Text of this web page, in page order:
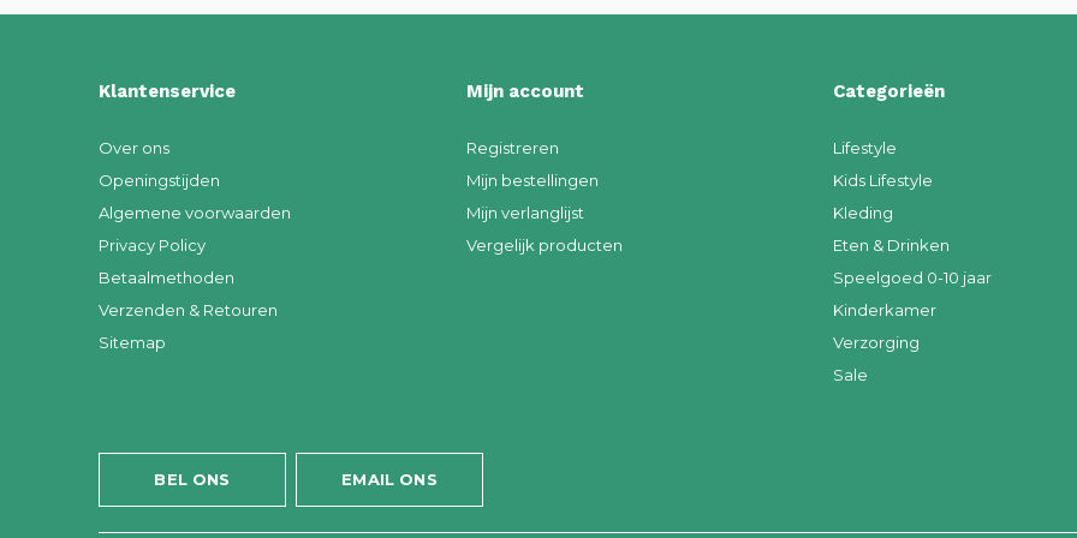
Klantenservice
Over ons
Openingstijden
Algemene voorwaarden
Privacy Policy
Betaalmethoden
Verzenden & Retouren
Sitemap
Mijn account
Registreren
Mijn bestellingen
Mijn verlanglijst
Vergelijk producten
Categorieën
Lifestyle
Kids Lifestyle
Kleding
Eten & Drinken
Speelgoed 0-10 jaar
Kinderkamer
Verzorging
Sale
BEL ONS EMAIL ONS